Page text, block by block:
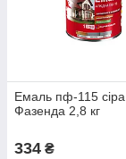
Емаль пф-115 сіра
Фазенда 2,8 кг
334 ₴